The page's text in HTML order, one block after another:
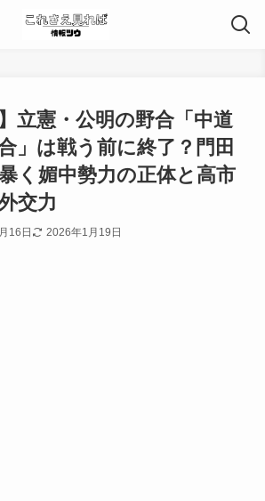
】立憲・公明の野合「中道
」は戦う前に終了？門田
く媚中勢力の正体と高市
交力
16日 2026年1月19日